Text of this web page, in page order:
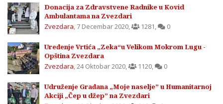
Donacija za Zdravstvene Radnike u Kovid
Ambulantama na Zvezdari
Zvezdara, 7 Decembar 2020, 1281, 0
Uređenje Vrtića „Zeka“u Velikom Mokrom Lugu -
Opština Zvezdara
Zvezdara,24 Oktobar 2020, 1120, 0
Udruženje Građana „Moje naselje” u Humanitarnoj
Akciji „Čep u džep” na Zvezdari